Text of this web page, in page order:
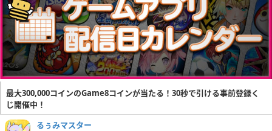
最大300,000コインのGame8コインが当たる！30秒で引ける事前登録く
じ開催中！
るぅみマスター